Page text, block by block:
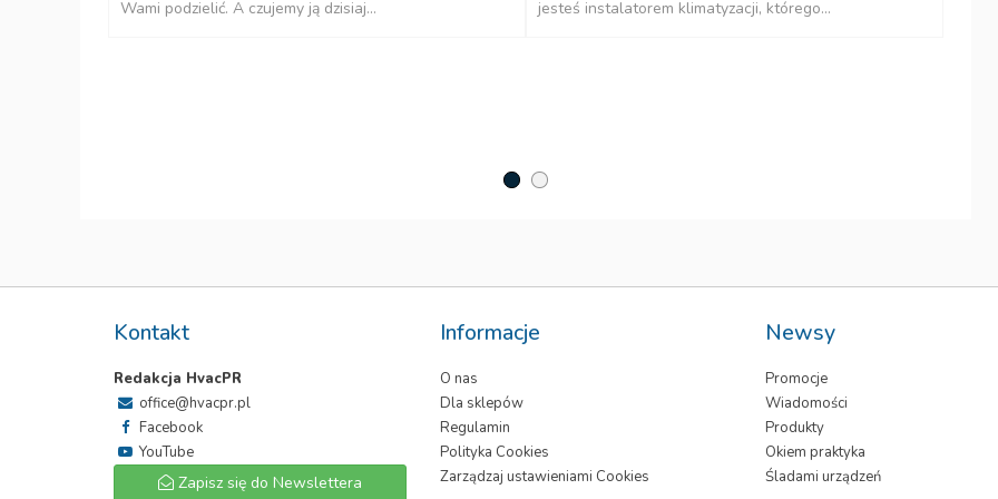
Wami podzielić. A czujemy ją dzisiaj...
jesteś instalatorem klimatyzacji, którego...
Kontakt
Redakcja HvacPR
office@hvacpr.pl
Facebook
YouTube
Zapisz się do Newslettera
Informacje
O nas
Dla sklepów
Regulamin
Polityka Cookies
Zarządzaj ustawieniami Cookies
Newsy
Promocje
Wiadomości
Produkty
Okiem praktyka
Śladami urządzeń